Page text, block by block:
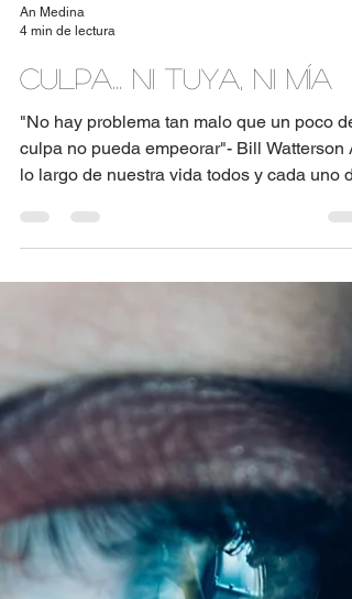
An Medina
Culpa... Ni tuya, ni mía
nosotros...